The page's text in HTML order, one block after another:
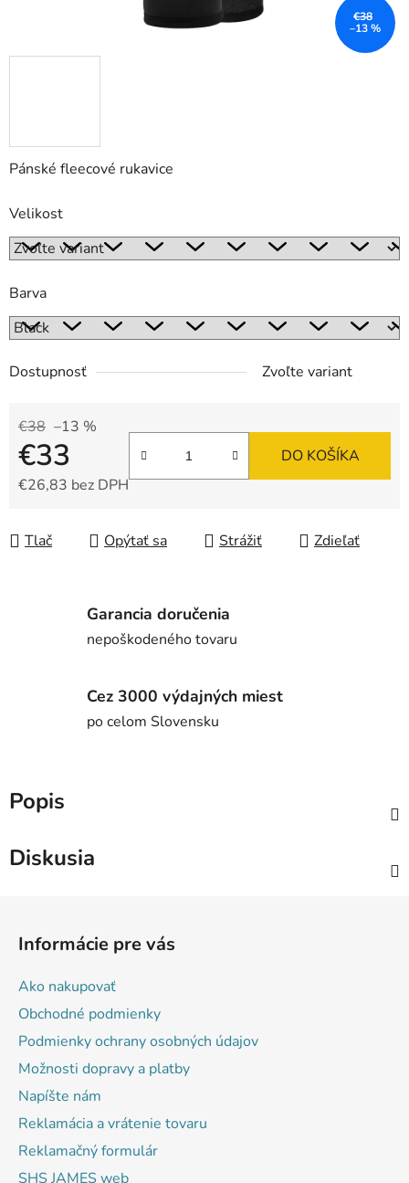
Pánské fleecové rukavice
Velikost
Barva
Dostupnosť Zvoľte variant
€38 –13 %
€33
€26,83 bez DPH
DO KOŠÍKA
Tlač Opýtať sa Strážiť Zdieľať
€38
–13 %
Garancia doručenia
nepoškodeného tovaru
Cez 3000 výdajných miest
po celom Slovensku
Popis
Diskusia
Informácie pre vás
Ako nakupovať
Obchodné podmienky
Podmienky ochrany osobných údajov
Možnosti dopravy a platby
Napíšte nám
Reklamácia a vrátenie tovaru
Reklamačný formulár
SHS JAMES web